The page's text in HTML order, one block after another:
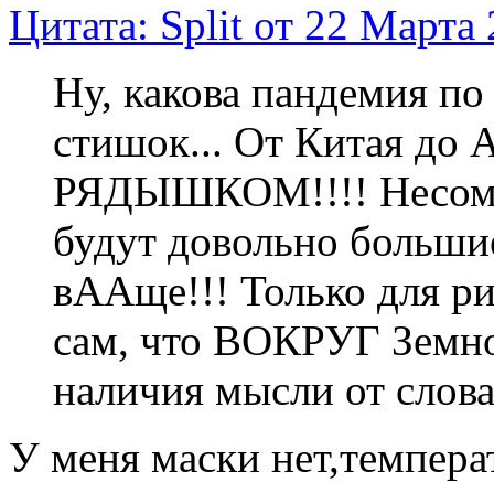
Цитата: Split от 22 Марта
Ну, какова пандемия
стишок... От Китая до
РЯДЫШКОМ!!!!
будут довольно
вААще!!! Только для
сам, что ВОКРУГ
наличия мысли от
У меня маски